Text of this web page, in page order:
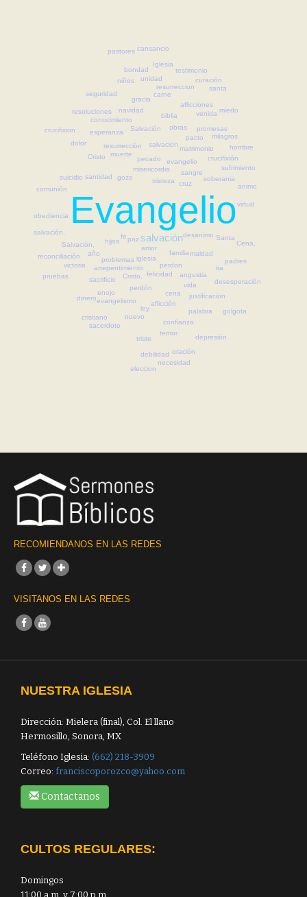
Evangelio
salvación
tristeza
amor
misericordia
pecado
paz
familia
iglesia
fe
gozo
perdon
salvacion
evangelio
cruz
felicidad
problemas
sangre
resurrección
muerte
desanimo
arrepentimiento
hijos
Cristo,
perdón
Salvación
santidad
maldad
matrimonio
angustia
cena
obras
vida
pacto
biblia
aflicción
sacrificio
esperanza
navidad
soberania
evangelismo
Cristo
conocimiento
enojo
nuevo
ley
crucifixión
Santa
promesas
gracia
confianza
ira
aflicciones
carne
palabra
Salvación,
resurreccion
justificacion
victoria
venida
unidad
suicidio
padres
temor
año
milagros
sacerdote
dolor
dinero
sufrimiento
seguridad
triste
niños
resoluciones
hombre
cristiano
animo
bondad
debilidad
desesperación
comunión
reconciliación
depresión
testimonio
oración
virtud
salvación,
Cena,
miedo
obediencia
curación
Iglesia
golgota
santa
pruebas
necesidad
cansancio
crucifixion
pastores
eleccion
RECOMIENDANOS EN LAS REDES
VISITANOS EN LAS REDES
NUESTRA IGLESIA
Dirección: Mielera (final), Col. El llano
Hermosillo, Sonora, MX
Teléfono Iglesia: (662) 218-3909
Correo: franciscoporozco@yahoo.com
Contactanos
CULTOS REGULARES:
Domingos
11:00 a.m. y 7:00 p.m.